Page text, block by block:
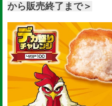
から販売終了まで＞